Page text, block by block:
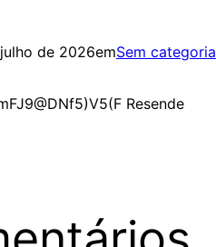
de 2026emSem categoria
Resende